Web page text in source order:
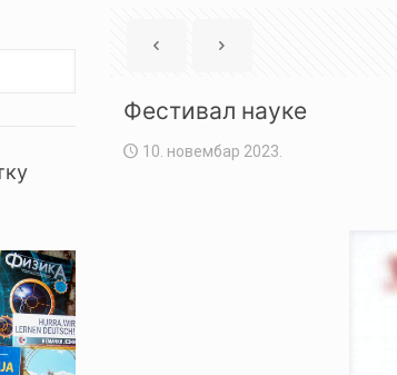
Фестивал науке
10. новембар 2023.